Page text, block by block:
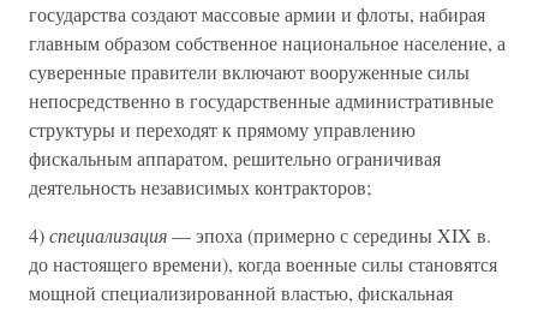
государства создают массовые армии и флоты, набирая
главным образом собственное национальное население, а
суверенные правители включают вооруженные силы
непосредственно в государственные административные
структуры и переходят к прямому управлению
фискальным аппаратом, решительно ограничивая
деятельность независимых контракторов;
4)специализация— эпоха (примерно с середины XIX в.
до настоящего времени), когда военные силы становятся
мощной специализированной властью, фискальная